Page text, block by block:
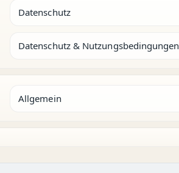
Datenschutz
Datenschutz & Nutzungsbedingungen
Allgemein